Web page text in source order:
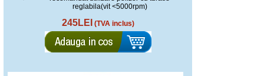
reglabila(vit <5000rpm)
245LEI (TVA inclus)